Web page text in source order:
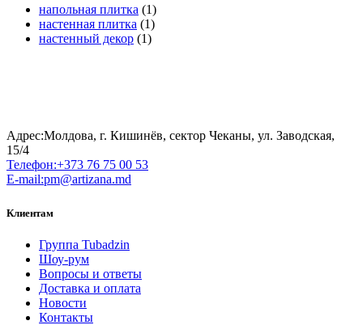
напольная плитка (1)
настенная плитка (1)
настенный декор (1)
Адрес:Молдова, г. Кишинёв, сектор Чеканы, ул. Заводская,
15/4
Телефон:+373 76 75 00 53
E-mail:pm@artizana.md
Клиентам
Группа Tubadzin
Шоу-рум
Вопросы и ответы
Доставка и оплата
Новости
Контакты